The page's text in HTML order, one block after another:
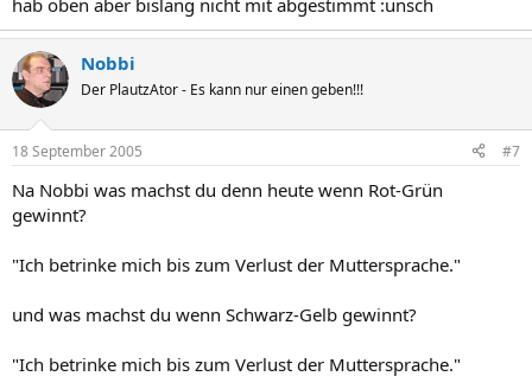
hab oben aber bislang nicht mit abgestimmt :unsch
Nobbi
Der PlautzAtor - Es kann nur einen geben!!!
18 September 2005 #7
Na Nobbi was machst du denn heute wenn Rot-Grün
gewinnt?
"Ich betrinke mich bis zum Verlust der Muttersprache."
und was machst du wenn Schwarz-Gelb gewinnt?
"Ich betrinke mich bis zum Verlust der Muttersprache."